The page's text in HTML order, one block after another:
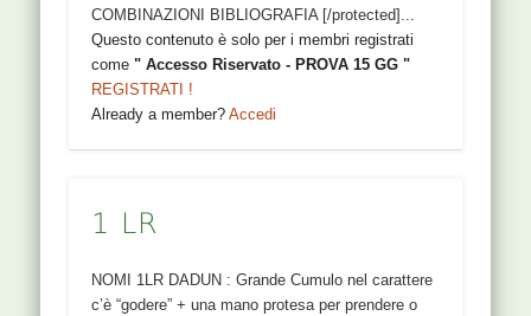
COMBINAZIONI BIBLIOGRAFIA [/protected]...
Questo contenuto è solo per i membri registrati
come" Accesso Riservato - PROVA 15 GG "
REGISTRATI !
Already a member?Accedi
1 LR
NOMI 1LR DADUN : Grande Cumulo nel carattere
c’è “godere” + una mano protesa per prendere o